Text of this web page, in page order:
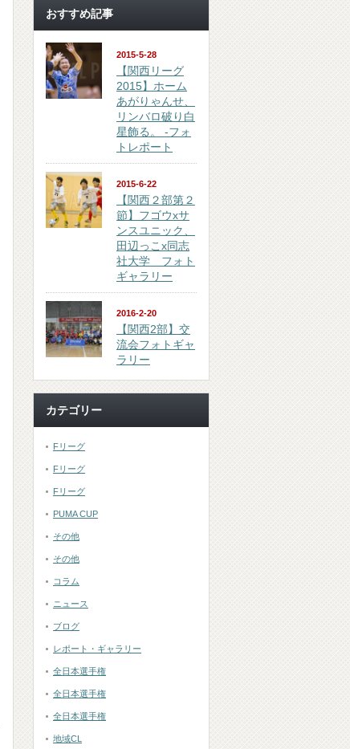
おすすめ記事
2015-5-28
【関西リーグ
2015】ホーム
あがりゃんせ、
リンバロ破り白
星飾る。 -フォ
トレポート
2015-6-22
【関西２部第２
節】フゴウxサ
ンスユニック、
田辺っこx同志
社大学 フォト
ギャラリー
2016-2-20
【関西2部】交
流会フォトギャ
ラリー
カテゴリー
Fリーグ
Fリーグ
Fリーグ
PUMA CUP
その他
その他
コラム
ニュース
ブログ
レポート・ギャラリー
全日本選手権
全日本選手権
全日本選手権
地域CL